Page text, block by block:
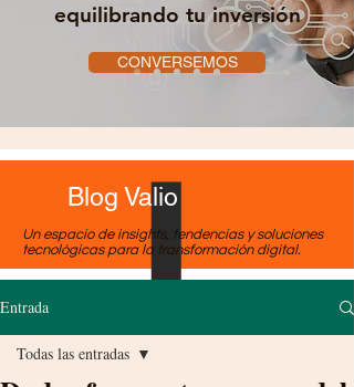
equilibrando tu inversión
CONVERSEMOS
Blog Valio
Un espacio de insights, tendencias y soluciones
tecnológicas para la transformación digital.
Entrada
Todas las entradas